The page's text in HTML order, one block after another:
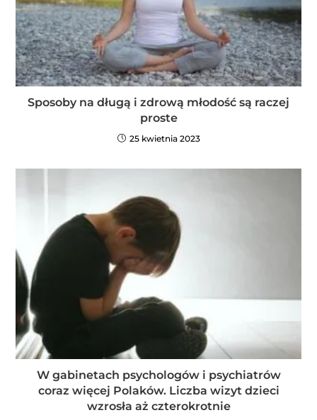
Sposoby na długą i zdrową młodość są raczej
proste
25 kwietnia 2023
W gabinetach psychologów i psychiatrów
coraz więcej Polaków. Liczba wizyt dzieci
wzrosła aż czterokrotnie